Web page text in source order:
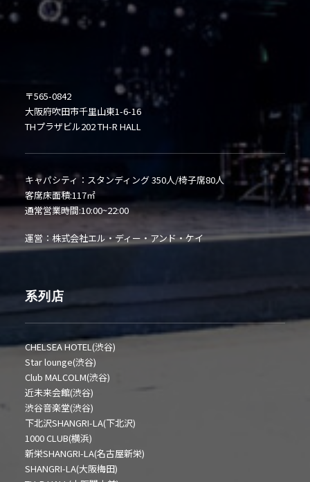
〒565-0842
大阪府吹田市千里山東1-6-16
THプラザビル202 TH-R HALL
キャパシティ：スタンディング 350人/椅子席80人
客席床面積:117㎡
通常営業時間:10:00~22:00
運営：株式会社エル・ディー・アンド・ケイ
系列店
CHELSEA HOTEL(渋谷)
Star lounge(渋谷)
Club MALCOLM(渋谷)
近未来会館(渋谷)
渋谷音楽堂(渋谷)
下北沢SHANGRI-LA(下北沢)
1000 CLUB(横浜)
新栄SHANGRI-LA(名古屋新栄)
SHANGRI-LA(大阪梅田)